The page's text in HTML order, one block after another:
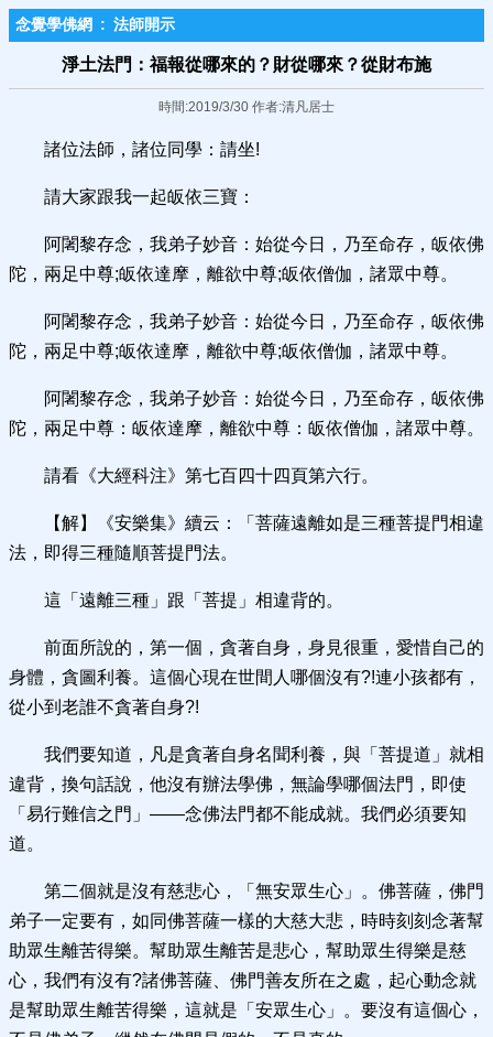
念覺學佛網 : 法師開示
淨土法門：福報從哪來的？財從哪來？從財布施
時間:2019/3/30 作者:清凡居士
諸位法師，諸位同學：請坐!
請大家跟我一起皈依三寶：
阿闍黎存念，我弟子妙音：始從今日，乃至命存，皈依佛
陀，兩足中尊;皈依達摩，離欲中尊;皈依僧伽，諸眾中尊。
阿闍黎存念，我弟子妙音：始從今日，乃至命存，皈依佛
陀，兩足中尊;皈依達摩，離欲中尊;皈依僧伽，諸眾中尊。
阿闍黎存念，我弟子妙音：始從今日，乃至命存，皈依佛
陀，兩足中尊：皈依達摩，離欲中尊：皈依僧伽，諸眾中尊。
請看《大經科注》第七百四十四頁第六行。
【解】《安樂集》續云：「菩薩遠離如是三種菩提門相違
法，即得三種隨順菩提門法。
這「遠離三種」跟「菩提」相違背的。
前面所說的，第一個，貪著自身，身見很重，愛惜自己的
身體，貪圖利養。這個心現在世間人哪個沒有?!連小孩都有，
從小到老誰不貪著自身?!
我們要知道，凡是貪著自身名聞利養，與「菩提道」就相
違背，換句話說，他沒有辦法學佛，無論學哪個法門，即使
「易行難信之門」——念佛法門都不能成就。我們必須要知
道。
第二個就是沒有慈悲心，「無安眾生心」。佛菩薩，佛門
弟子一定要有，如同佛菩薩一樣的大慈大悲，時時刻刻念著幫
助眾生離苦得樂。幫助眾生離苦是悲心，幫助眾生得樂是慈
心，我們有沒有?諸佛菩薩、佛門善友所在之處，起心動念就
是幫助眾生離苦得樂，這就是「安眾生心」。要沒有這個心，